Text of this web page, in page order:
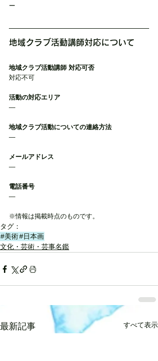
ー
地域クラブ活動講師対応について
地域クラブ活動講師 対応可否
対応不可
活動の対応エリア
―
地域クラブ活動についての連絡方法
―
メールアドレス
―
電話番号
―
※情報は掲載時点のものです。
タグ：
#美術#日本画
文化・芸術・芸事名鑑
最新記事 すべて表示